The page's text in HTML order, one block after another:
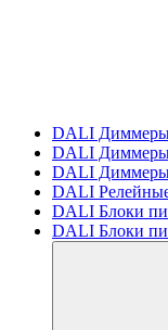
DALI
DALI
DALI
DALI
DALI Блоки
DALI Блоки